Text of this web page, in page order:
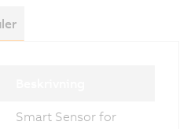
Smart Sensor for